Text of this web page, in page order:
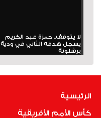
لا يتوقف.. حمزة عبد الكريم
يسجل هدفه الثاني في ودية
برشلونة
الرئيسية
كأس الأمم الأفريقية